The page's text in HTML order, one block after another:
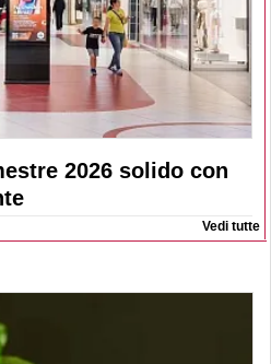
2026 solido con
Vedi tutte